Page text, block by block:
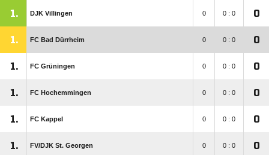
1. DJK Villingen 0 0 : 0 0
1. FC Bad Dürrheim 0 0 : 0 0
1. FC Grüningen 0 0 : 0 0
1. FC Hochemmingen 0 0 : 0 0
1. FC Kappel 0 0 : 0 0
1. FV/​DJK St. Georgen 0 0 : 0 0